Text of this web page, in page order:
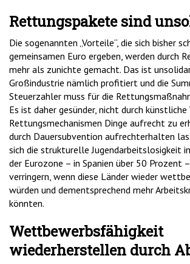
Rettungspakete sind
Die sogenannten „Vorteile“, die sich bisher
gemeinsamen Euro ergeben, werden durch
mehr als zunichte gemacht. Das ist
Großindustrie nämlich profitiert und die
Steuerzahler muss für die
Es ist daher gesünder, nicht durch künstliche
Rettungsmechanismen Dinge aufrecht zu
durch Dauersubvention aufrechterhalten
sich die strukturelle Jugendarbeitslosigkeit
der Eurozone – in Spanien über 50 Prozent
verringern, wenn diese Länder wieder
würden und dementsprechend mehr
könnten.
Wettbewerbsfähigkeit
wiederherstellen durch